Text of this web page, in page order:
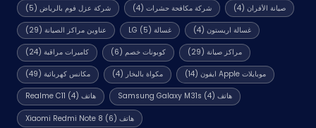
شركة عزل فوم بالرياض(5) شركة مكافحة حشرات (4) صيانة الأفران (4)
عناوين مراكز الصيانة(29) غسالة LG (5) غسالة اريستون (4)
كاميرات مراقبة(24) كوبونات خصم (6) مراكز صيانة (29)
مكانس كهربائية(49) مكواة بالبخار (4) موبايلات Apple ايفون (14)
هاتف Realme C11 (4) هاتف Samsung Galaxy M31s (4)
هاتف Xiaomi Redmi Note 8 (6)